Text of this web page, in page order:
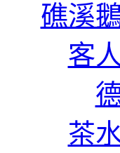
礁溪
客
茶